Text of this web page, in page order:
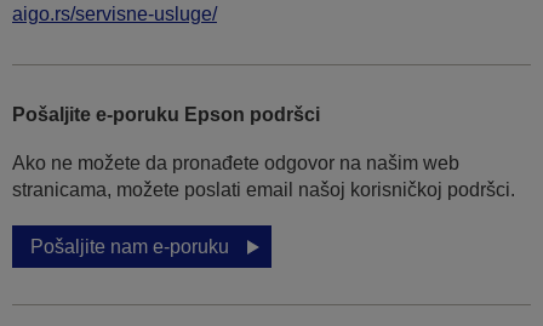
aigo.rs/servisne-usluge/
Pošaljite e-poruku Epson podršci
Ako ne možete da pronađete odgovor na našim web
stranicama, možete poslati email našoj korisničkoj podršci.
Pošaljite nam e-poruku